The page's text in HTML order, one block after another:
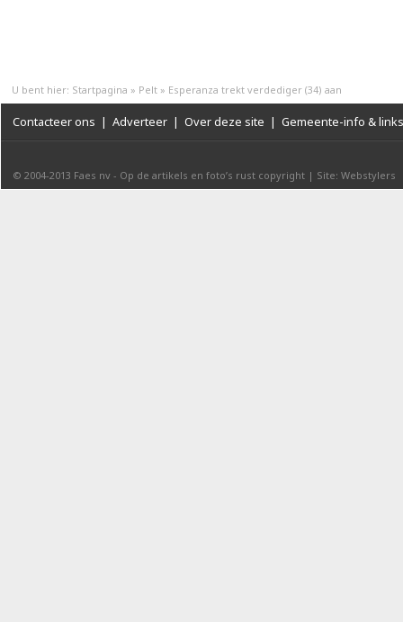
U bent hier: Startpagina » Pelt » Esperanza trekt verdediger (34) aan
Contacteer ons | Adverteer | Over deze site | Gemeente-info & links
© 2004-2013 Faes nv - Op de artikels en foto’s rust copyright | Site: Webstylers